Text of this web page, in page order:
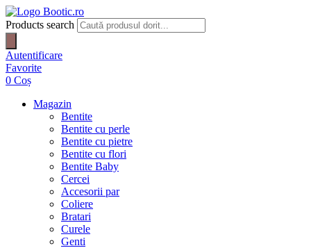
Products search
Autentificare
Favorite
0 Coș
Magazin
Bentite
Bentite cu perle
Bentite cu pietre
Bentite cu flori
Bentite Baby
Cercei
Accesorii par
Coliere
Bratari
Curele
Genti